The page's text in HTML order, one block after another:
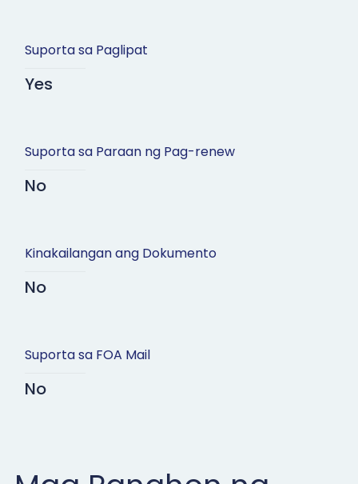
Suporta sa Paglipat
Yes
Suporta sa Paraan ng Pag-renew
No
Kinakailangan ang Dokumento
No
Suporta sa FOA Mail
No